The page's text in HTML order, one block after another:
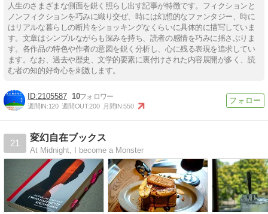
人生のさまざまな側面を鋭く照らし出す記事が特徴です。フィクションと
ノンフィクションを巧みに織り交ぜ、時には幻想的なファンタジー、時に
はリアルな暮らしの断片をショッキングなくらいに具体的に描写していま
す。文章はシンプルながらも深みを持ち、読者の感情を巧みに揺さぶりま
す。各作品の特色や作者の意図を鋭く分析し、心に残る表現を追求してい
ます。なお、過去や歴史、文学的要素に裏付けされた内容展開が多く、読
む者の知的好奇心を刺激します。
2105587 10
週間IN:120 週間OUT:200 月間IN:550
21
変幻自在ブックス
At Midnight, I become a Monster